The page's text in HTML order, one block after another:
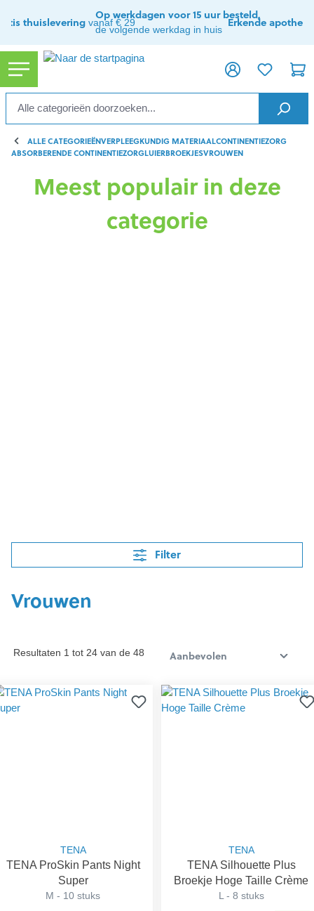
thuislevering vanaf € 29
Op werkdagen voor 15 uur besteld,
de volgende werkdag in huis
Erkende apotheek
ALLE CATEGORIEËNVERPLEEGKUNDIG MATERIAALCONTINENTIEZORG
ABSORBERENDE CONTINENTIEZORGLUIERBROEKJESVROUWEN
Meest populair in deze
categorie
Filter
Vrouwen
Resultaten 1 tot 24 van de 48
TENA
TENA ProSkin Pants Night
Super
M - 10 stuks
TENA
TENA Silhouette Plus
Broekje Hoge Taille Crème
L - 8 stuks